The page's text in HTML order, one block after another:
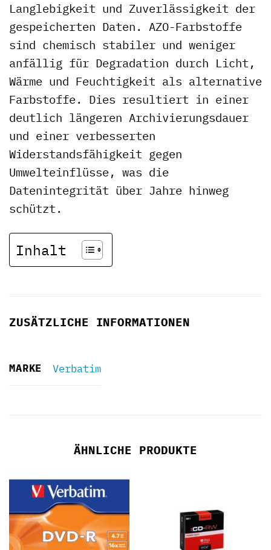
Langlebigkeit und Zuverlässigkeit der
gespeicherten Daten. AZO-Farbstoffe
sind chemisch stabiler und weniger
anfällig für Degradation durch Licht,
Wärme und Feuchtigkeit als alternative
Farbstoffe. Dies resultiert in einer
deutlich längeren Archivierungsdauer
und einer verbesserten
Widerstandsfähigkeit gegen
Umwelteinflüsse, was die
Datenintegrität über Jahre hinweg
schützt.
Inhalt
ZUSÄTZLICHE INFORMATIONEN
MARKE Verbatim
ÄHNLICHE PRODUKTE